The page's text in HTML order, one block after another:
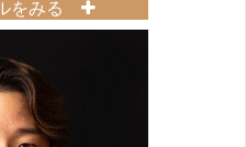
をみる
心に活動してい
東に拠点を移
ューヨークに単
東での活動を再